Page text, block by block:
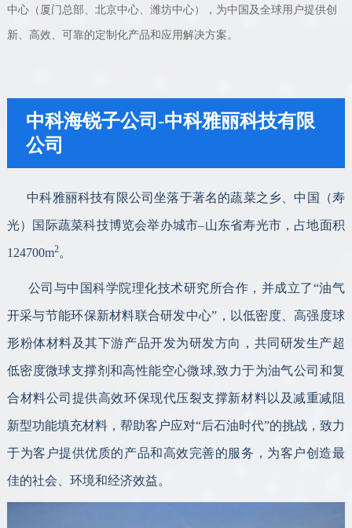
中心（ 厦门总部、北京中心、潍坊中心），为中国及全球用户提供创
新、高效、可靠的定制化产品和应用解决方案。
中科海锐子公司-中科雅丽科技有限
公司
中科雅丽科技有限公司坐落于著名的蔬菜之乡、中国（寿
光）国际蔬菜科技博览会举办城市–山东省寿光市，占地面积
124700m2。
公司与中国科学院理化技术研究所合作，并成立了“油气
开采与节能环保新材料联合研发中心”，以低密度、高强度球
形粉体材料及其下游产品开发为研发方向，共同研发生产超
低密度微球支撑剂和高性能空心微球,致力于为油气公司和复
合材料公司提供高效环保现代压裂支撑新材料以及减重减阻
新型功能填充材料，帮助客户应对“后石油时代”的挑战，致力
于为客户提供优质的产品和高效完善的服务，为客户创造最
佳的社会、环境和经济效益。